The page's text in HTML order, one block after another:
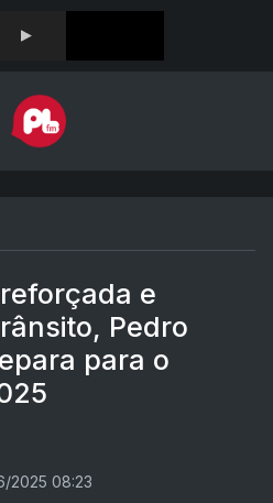
e
Pedro
para o
2025 08:23